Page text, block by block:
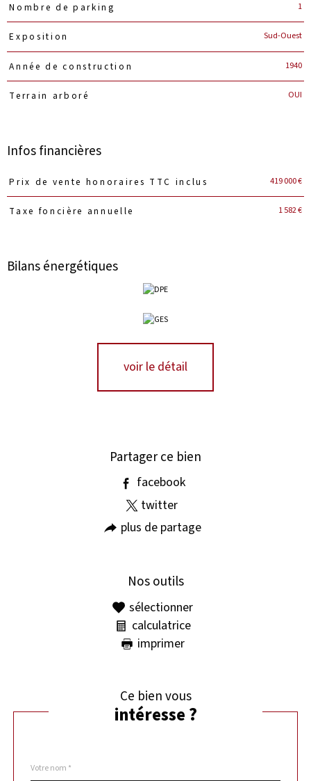
Nombre de parking 1
Exposition Sud-Ouest
Année de construction 1940
Terrain arboré OUI
Infos financières
Caractéristiques Valeurs
Prix de vente honoraires TTC inclus 419 000 €
Taxe foncière annuelle 1 582 €
Bilans énergétiques
voir le détail
Partager ce bien
facebook
twitter
plus de partage
Nos outils
sélectionner
calculatrice
imprimer
Ce bien vous
intéresse ?
par
*